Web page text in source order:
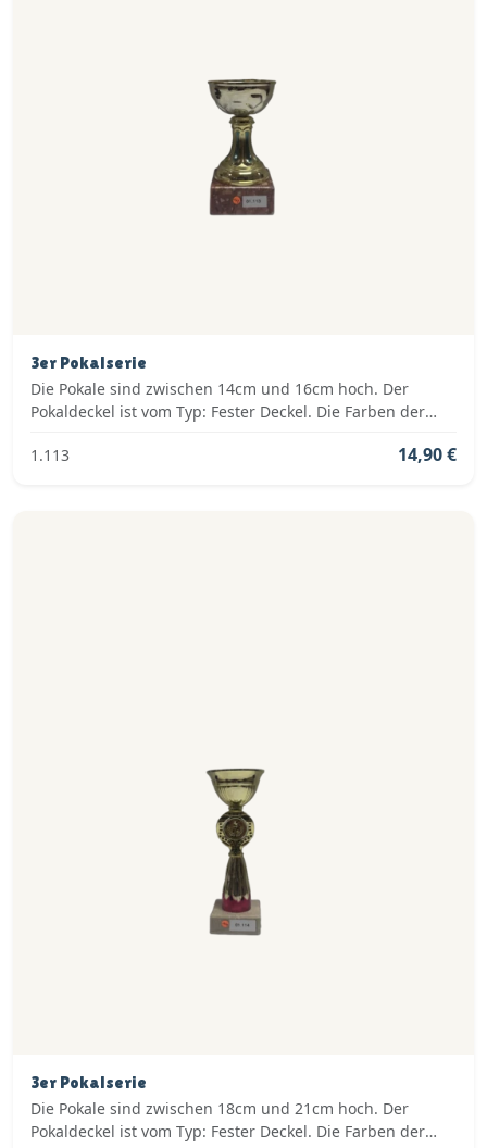
3er Pokalserie
Die Pokale sind zwischen 14cm und 16cm hoch. Der
Pokaldeckel ist vom Typ: Fester Deckel. Die Farben der
1.113
14,90 €
3er Pokalserie
Die Pokale sind zwischen 18cm und 21cm hoch. Der
Pokaldeckel ist vom Typ: Fester Deckel. Die Farben der